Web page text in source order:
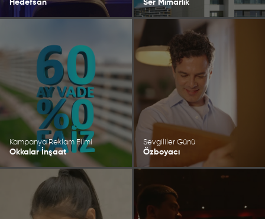
Hedefsan Ser Mimarlık
Kampanya Reklam Filmi
Okkalar İnşaat
Sevgililer Günü
Özboyacı